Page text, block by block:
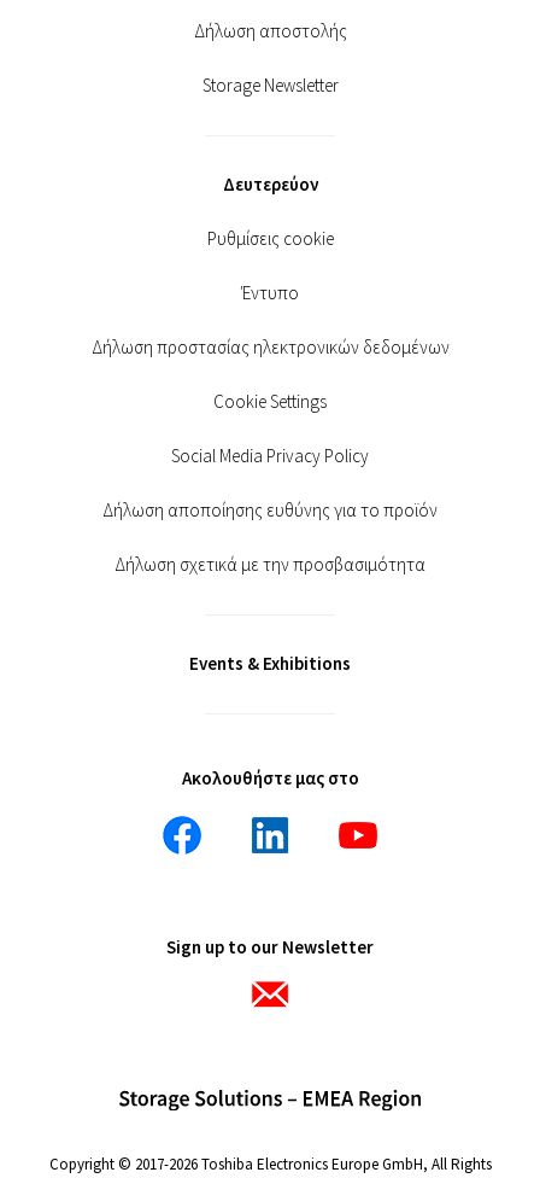
Δήλωση αποστολής
Storage Newsletter
Δευτερεύον
Ρυθμίσεις cookie
Έντυπο
Δήλωση προστασίας ηλεκτρονικών δεδομένων
Cookie Settings
Social Media Privacy Policy
Δήλωση αποποίησης ευθύνης για το προϊόν
Δήλωση σχετικά με την προσβασιμότητα
Events & Exhibitions
Ακολουθήστε μας στο
Sign up to our Newsletter
Copyright © 2017-2026 Toshiba Electronics Europe GmbH, All Rights